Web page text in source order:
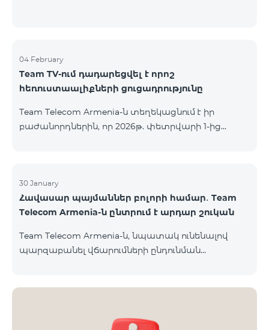
04 February
Team TV-ում դադարեցվել է որոշ
հեռուստաալիքների ցուցադրությունը
Team Telecom Armenia-ն տեղեկացնում է իր
բաժանորդներին, որ 2026թ. փետրվարի 1-ից
Поехали Amedia 1 HD Amedia 2 HD Amedia Premium
HD Amedia Hit Первый Канал (ОРТ) «Первый
канал» հեռուստաալիքի ցուցադրությունը
համար՝ Երևանի տարածքում (catch-up-ի
հնարավորությունը ևս հասանելի չէ):
30 January
Հավասար պայմաններ բոլորի համար․ Team
Telecom Armenia-ն ընտրում է արդար շուկան
Team Telecom Armenia-ն, նպատակ ունենալով
պարզաբանել վճարումների ընդունման
տեղեկացնում է. «Ֆասթ Շիֆթ» ՍՊԸ, «Իդրամ»